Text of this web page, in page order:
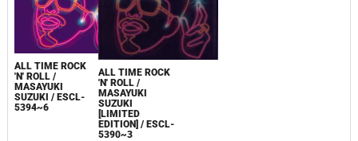
ALL TIME ROCK
'N' ROLL /
MASAYUKI
SUZUKI / ESCL-
5394~6
ALL TIME ROCK
'N' ROLL /
MASAYUKI
SUZUKI
[LIMITED
EDITION] / ESCL-
5390~3